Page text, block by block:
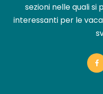
sezioni nelle quali
interessanti per le